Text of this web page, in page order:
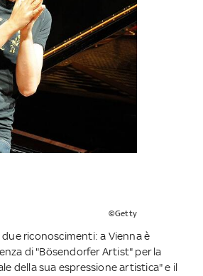
©Getty
riconoscimenti: a Vienna è
di "Bösendorfer Artist" per la
della sua espressione artistica" e il